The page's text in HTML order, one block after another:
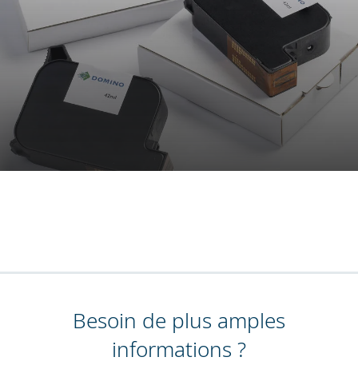
Besoin de plus amples
informations ?